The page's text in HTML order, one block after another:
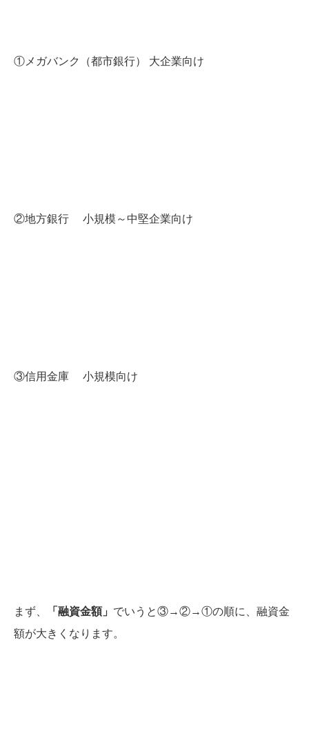
①メガバンク（都市銀行） 大企業向け
②地方銀行 小規模～中堅企業向け
③信用金庫 小規模向け
まず、 「融資金額」 でいうと③→②→①の順に、融資金
額が大きくなります。